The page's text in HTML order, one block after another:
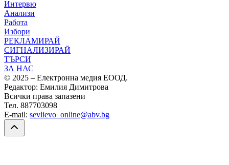
Интервю
Анализи
Работа
Избори
РЕКЛАМИРАЙ
СИГНАЛИЗИРАЙ
ТЪРСИ
ЗА НАС
© 2025 – Електронна медия ЕООД.
Редактор: Емилия Димитрова
Всички права запазени
Тел. 887703098
E-mail: sevlievo_online@abv.bg